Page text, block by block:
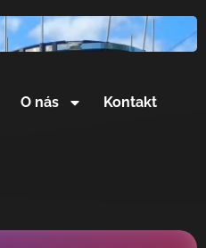
O nás Kontakt